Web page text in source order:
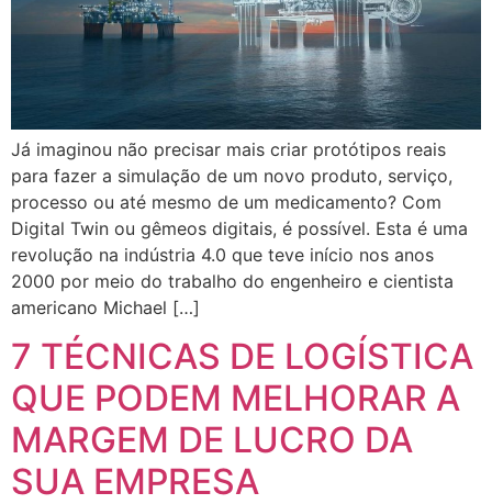
Já imaginou não precisar mais criar protótipos reais
para fazer a simulação de um novo produto, serviço,
processo ou até mesmo de um medicamento? Com
Digital Twin ou gêmeos digitais, é possível. Esta é uma
revolução na indústria 4.0 que teve início nos anos
2000 por meio do trabalho do engenheiro e cientista
americano Michael […]
7 TÉCNICAS DE LOGÍSTICA
QUE PODEM MELHORAR A
MARGEM DE LUCRO DA
SUA EMPRESA